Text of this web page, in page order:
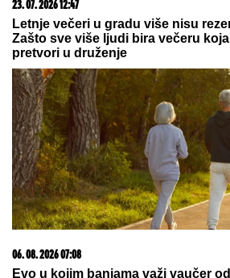
Hibrid broj 1 koji osvaja Evropu,
akcijskoj ceni od 19.990€ do 31.8.
07. 08. 2026 14:30
Код Смедерева разбијена мега-
пола тоне марихуане